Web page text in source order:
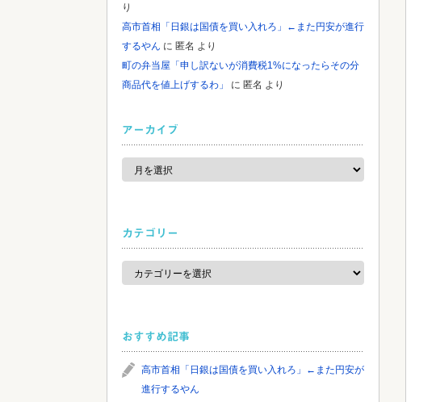
り
高市首相「日銀は国債を買い入れろ」←また円安が進行
するやん に 匿名 より
町の弁当屋「申し訳ないが消費税1%になったらその分
商品代を値上げするわ」
に 匿名 より
アーカイブ
ア
カ
カテゴリー
カ
ゴ
おすすめ記事
高市首相「日銀は国債を買い入れろ」←また円安が
進行するやん